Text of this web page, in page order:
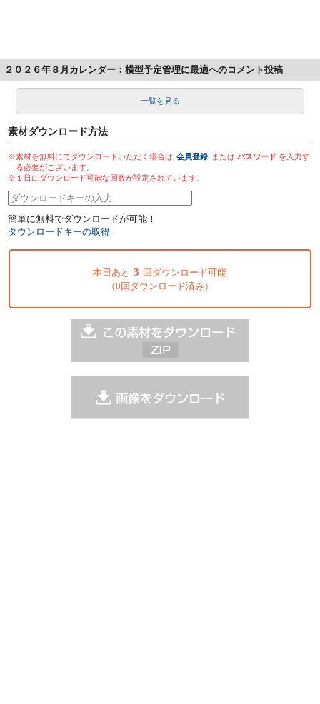
２０２６年８月カレンダー：横型予定管理に最適へのコメント投稿
一覧を見る
素材ダウンロード方法
※素材を無料にてダウンロードいただく場合は 会員登録 またはパスワード を入力す
る必要がございます。
※１日にダウンロード可能な回数が設定されています。
簡単に無料でダウンロードが可能！
ダウンロードキーの取得
本日あと 3 回ダウンロード可能
（0回ダウンロード済み）